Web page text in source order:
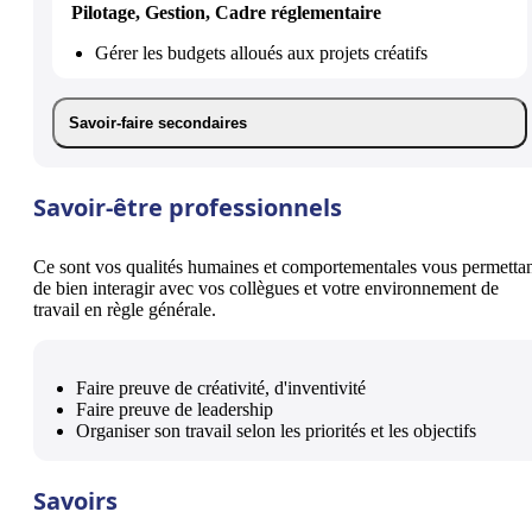
Pilotage, Gestion, Cadre réglementaire
Gérer les budgets alloués aux projets créatifs
Savoir-faire secondaires
Savoir-être professionnels
Ce sont vos qualités humaines et comportementales vous
de bien interagir avec vos collègues et votre environnement de
travail en règle générale.
Faire preuve de créativité, d'inventivité
Faire preuve de leadership
Organiser son travail selon les priorités et les objectifs
Savoirs